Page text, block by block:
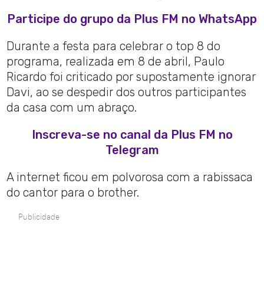
Participe do grupo da Plus FM no WhatsApp
Durante a festa para celebrar o top 8 do
programa, realizada em 8 de abril, Paulo
Ricardo foi criticado por supostamente ignorar
Davi, ao se despedir dos outros participantes
da casa com um abraço.
Inscreva-se no canal da Plus FM no
Telegram
A internet ficou em polvorosa com a rabissaca
do cantor para o brother.
Publicidade